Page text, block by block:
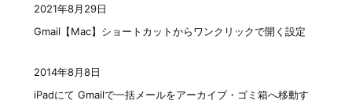
Gmail【Mac】ショートカットからワンクリックで開く設定
2021年8月29日
iPadにて Gmailで一括メールをアーカイブ・ゴミ箱へ移動す
2014年8月8日